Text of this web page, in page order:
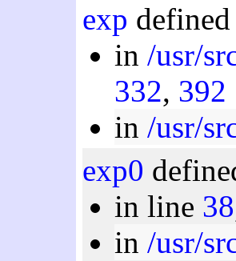
exp
in /usr/
332, 392
in /usr/
exp0
in line 38
in /usr/